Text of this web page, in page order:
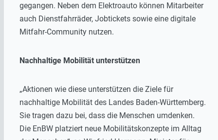
gegangen. Neben dem Elektroauto können Mitarbeiter
auch Dienstfahrräder, Jobtickets sowie eine digitale
Mitfahr-Community nutzen.
Nachhaltige Mobilität unterstützen
„Aktionen wie diese unterstützen die Ziele für
nachhaltige Mobilität des Landes Baden-Württemberg.
Sie tragen dazu bei, dass die Menschen umdenken.
Die EnBW platziert neue Mobilitätskonzepte im Alltag